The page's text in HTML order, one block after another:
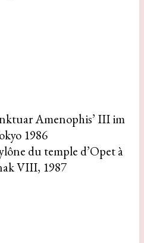
Amenophis’ III im
1986
du temple d’Opet à
VIII, 1987